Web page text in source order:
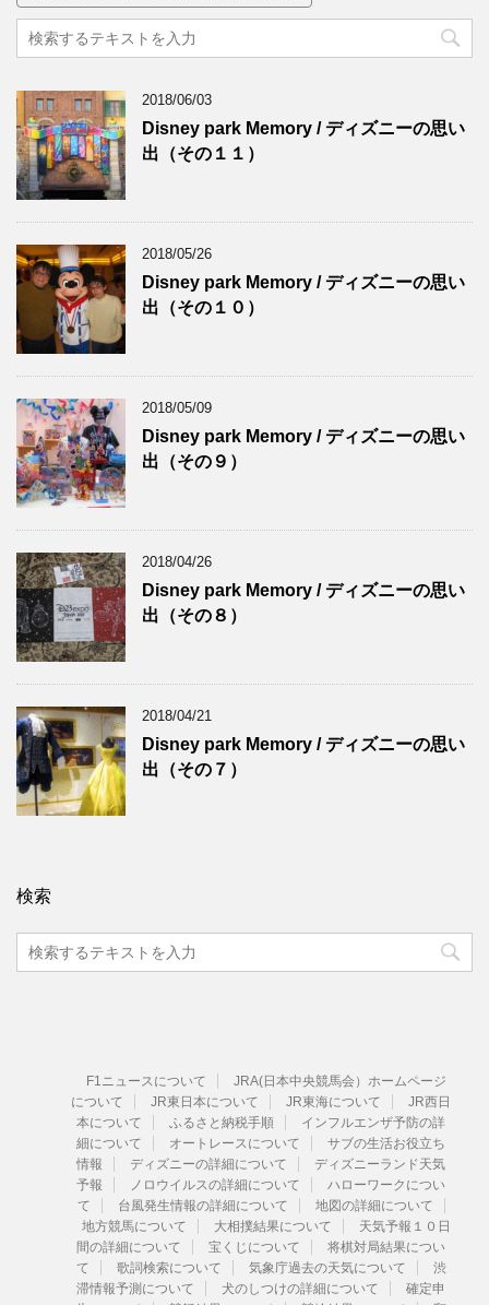
2018/06/03
Disney park Memory / ディズニーの思い
出（その１１）
2018/05/26
Disney park Memory / ディズニーの思い
出（その１０）
2018/05/09
Disney park Memory / ディズニーの思い
出（その９）
2018/04/26
Disney park Memory / ディズニーの思い
出（その８）
2018/04/21
Disney park Memory / ディズニーの思い
出（その７）
検索
F1ニュースについて
JRA(日本中央競馬会）ホームページ
について
JR東日本について JR東海について
JR西日
本について
ふるさと納税手順
インフルエンザ予防の詳
細について
オートレースについて
サブの生活お役立ち
情報
ディズニーの詳細について
ディズニーランド天気
予報
ノロウイルスの詳細について
ハローワークについ
て
台風発生情報の詳細について
地図の詳細について
地方競馬について
大相撲結果について
天気予報１０日
間の詳細について
宝くじについて
将棋対局結果につい
て
歌詞検索について 気象庁過去の天気について
渋
滞情報予測について
犬のしつけの詳細について
確定申